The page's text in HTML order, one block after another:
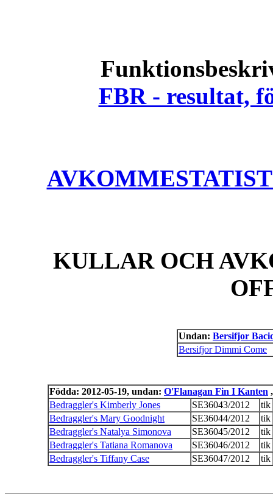
FBR - resultat,
KULLAR OCH
Undan: Bersifjor
Bersifjor Dimmi Come
Födda: 2012-05-19, undan: O'Flanagan Fin I Kanten
Bedraggler's Kimberly Jones
SE36043/2012
tik
Bedraggler's Mary Goodnight
SE36044/2012
tik
Bedraggler's Natalya Simonova
SE36045/2012
tik
Bedraggler's Tatiana Romanova
SE36046/2012
tik
Bedraggler's Tiffany Case
SE36047/2012 tik